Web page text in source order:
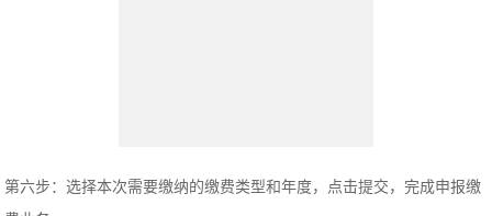
第六步：选择本次需要缴纳的缴费类型和年度，点击提交，完成申报缴